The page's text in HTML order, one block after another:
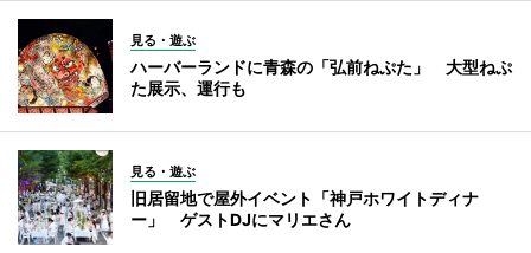
見る・遊ぶ
ハーバーランドに青森の「弘前ねぷた」 大型ねぷ
た展示、運行も
見る・遊ぶ
旧居留地で屋外イベント「神戸ホワイトディナ
ー」 ゲストDJにマリエさん